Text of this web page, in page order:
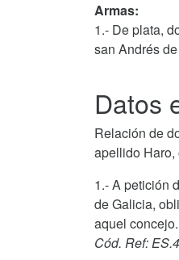
Armas:
1.- De plata,
san Andrés
Datos
Relación de
apellido Haro,
1.- A petición
de Galicia,
aquel
Cód. Ref: